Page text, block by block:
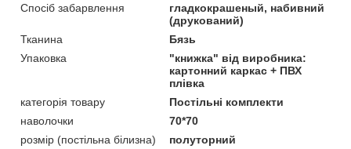
Спосіб забарвлення
гладкокрашеный, набивний
(друкований)
Тканина
Бязь
Упаковка
"книжка" від виробника:
картонний каркас + ПВХ
плівка
категорія товару
Постільні комплекти
наволочки
70*70
розмір (постільна білизна)
полуторний